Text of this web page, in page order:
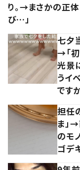
り。→まさかの正体
び…」
七夕
→「
光景
うイ
ですか
担任
ま」
のモ
ゴデ